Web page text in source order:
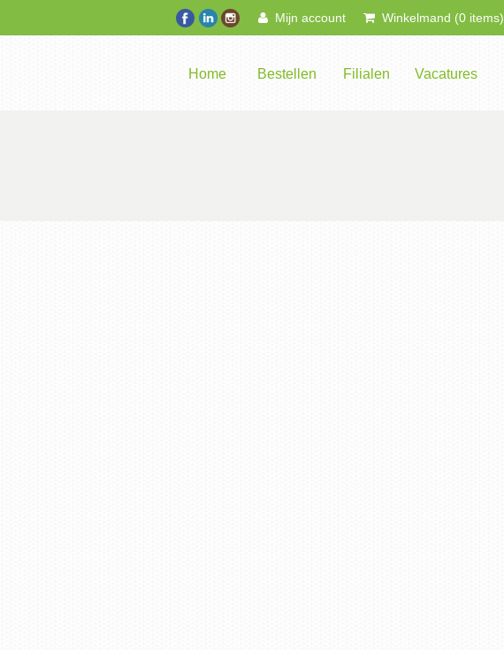
Mijn account Winkelmand (0 items)
Home Bestellen Filialen Vacatures